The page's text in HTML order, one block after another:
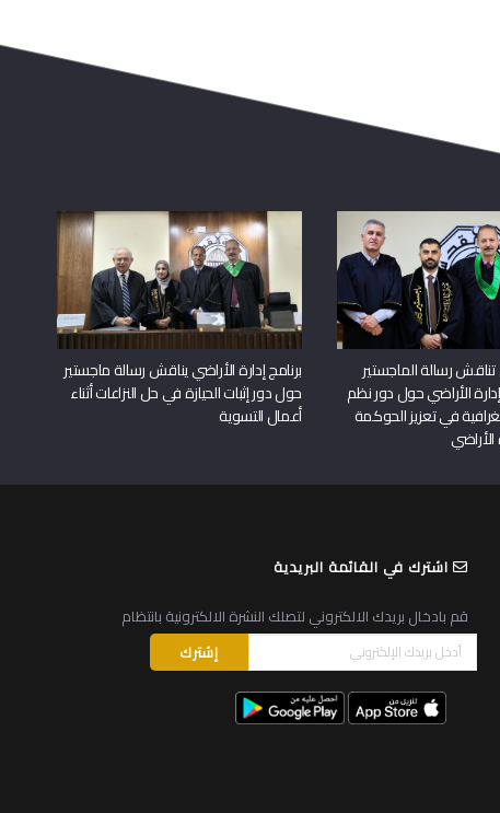
رسالة الماجستير
إدارة الأراضي حول دور نظم
في تعزيز الحوكمة
الأراضي
برنامج إدارة الأراضي يناقش رسالة ماجستير
حول دور إثبات الحيازة في حل النزاعات أثناء
أعمال التسوية
اشترك في القائمة البريدية
قم بادخال بريدك الالكتروني لتصلك النشرة الالكترونية بانتظام